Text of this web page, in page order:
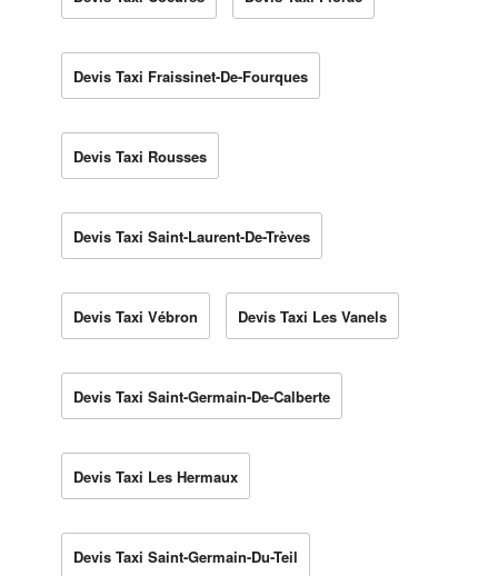
Devis Taxi Fraissinet-De-Fourques
Devis Taxi Rousses
Devis Taxi Saint-Laurent-De-Trèves
Devis Taxi Vébron Devis Taxi Les Vanels
Devis Taxi Saint-Germain-De-Calberte
Devis Taxi Les Hermaux
Devis Taxi Saint-Germain-Du-Teil